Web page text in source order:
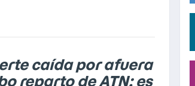
caída por afuera
reparto de ATN; es